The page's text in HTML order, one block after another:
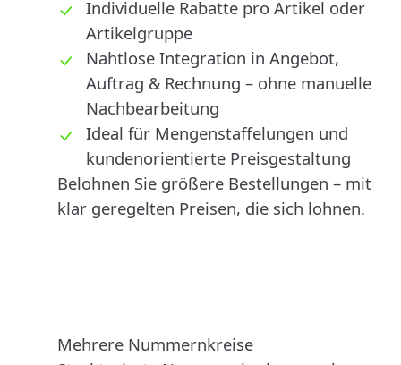
Individuelle Rabatte pro Artikel oder
Artikelgruppe
Nahtlose Integration in Angebot,
Auftrag & Rechnung – ohne manuelle
Nachbearbeitung
Ideal für Mengenstaffelungen und
kundenorientierte Preisgestaltung
Belohnen Sie größere Bestellungen – mit
klar geregelten Preisen, die sich lohnen.
Mehrere Nummernkreise